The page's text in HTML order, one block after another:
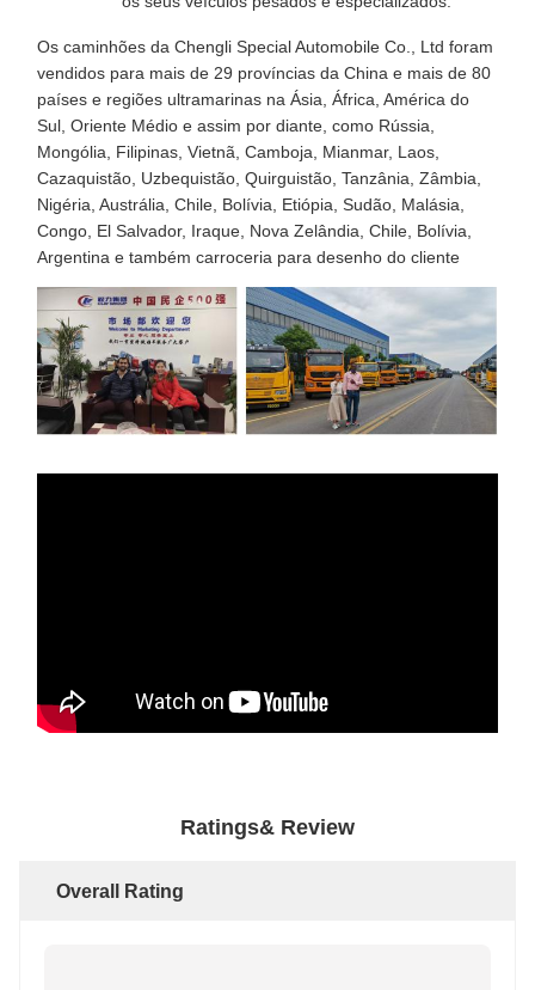
Os caminhões da Chengli Special Automobile Co., Ltd foram
vendidos para mais de 29 províncias da China e mais de 80
países e regiões ultramarinas na Ásia, África, América do
Sul, Oriente Médio e assim por diante, como Rússia,
Mongólia, Filipinas, Vietnã, Camboja, Mianmar, Laos,
Cazaquistão, Uzbequistão, Quirguistão, Tanzânia, Zâmbia,
Nigéria, Austrália, Chile, Bolívia, Etiópia, Sudão, Malásia,
Congo, El Salvador, Iraque, Nova Zelândia, Chile, Bolívia,
Argentina e também carroceria para desenho do cliente
Ratings& Review
Overall Rating